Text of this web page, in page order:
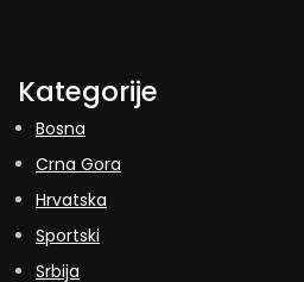
Kategorije
Bosna
Crna Gora
Hrvatska
Sportski
Srbija